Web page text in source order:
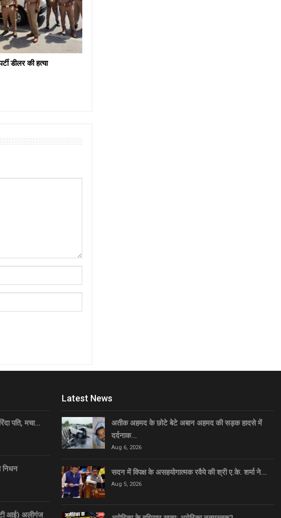
डीलर की हत्या
पति, मचा…
निधन
टी आई) अलीगंज
Latest News
अतीक अहमद के छोटे बेटे अबान अहमद की सड़क हादसे में
दर्दनाक…
Aug 6, 2026
सदन में विपक्ष के असहयोगात्मक रवैये की श्री ए.के. शर्मा ने…
Aug 5, 2026